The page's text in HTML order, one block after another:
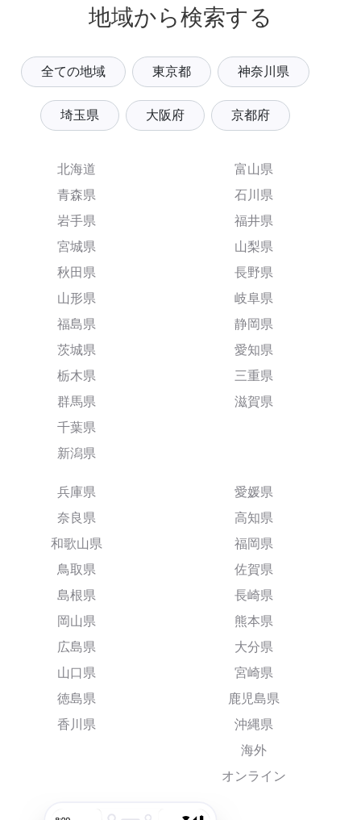
地域から検索する
全ての地域 東京都 神奈川県
埼玉県 大阪府 京都府
北海道
青森県
岩手県
宮城県
秋田県
山形県
福島県
茨城県
栃木県
群馬県
千葉県
新潟県
富山県
石川県
福井県
山梨県
長野県
岐阜県
静岡県
愛知県
三重県
滋賀県
兵庫県
奈良県
和歌山県
鳥取県
島根県
岡山県
広島県
山口県
徳島県
香川県
愛媛県
高知県
福岡県
佐賀県
長崎県
熊本県
大分県
宮崎県
鹿児島県
沖縄県
海外
オンライン